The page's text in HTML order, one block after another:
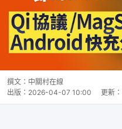
撰文： 中關村在線
出版： 2026-04-07 10:00 更新：